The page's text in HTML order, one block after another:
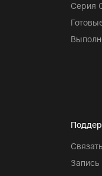
Серия
Запись